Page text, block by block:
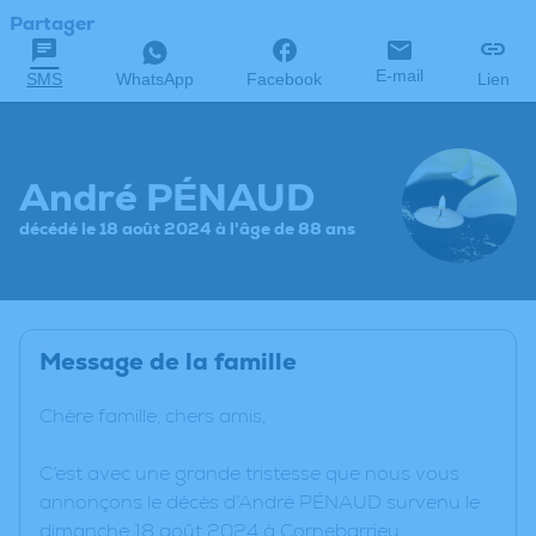
Partager
SMS WhatsApp Facebook E-mail Lien
André PÉNAUD
décédé le 18 août 2024 à l'âge de 88 ans
Message de la famille
Chère famille, chers amis,
C’est avec une grande tristesse que nous vous
annonçons le décès d’André PÉNAUD survenu le
dimanche 18 août 2024 à Cornebarrieu.